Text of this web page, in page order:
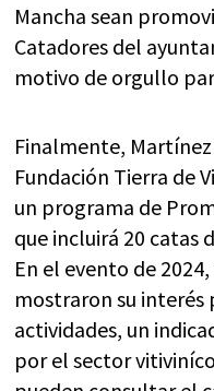
Mancha sean
Catadores del
motivo de orgullo
Finalmente,
Fundación Tierra de
un programa de
que incluirá 20 catas
En el evento de
mostraron su
actividades, un
por el sector